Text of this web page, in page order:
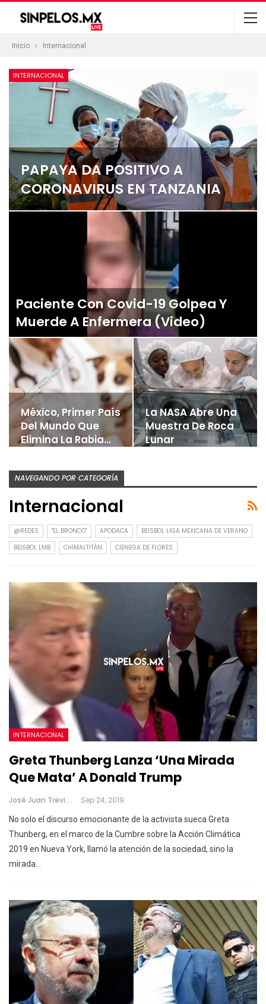
Inicio Internacional
INTERNACIONAL
PAPAYA DA POSITIVO A
CORONAVIRUS EN TANZANIA
Paciente Con Covid-19 Golpea Y
Muerde A Enfermera (video)
México, Primer País
Del Mundo Que
Elimina La Rabia…
La NASA Abre Una
Muestra De Roca
Lunar
NAVEGANDO POR CATEGORÍA
Internacional
@REDES "EL BRONCO" APODACA
BEISBOL LIGA MEXICANA DE VERANO
BEISBOL LMB
CHIMALTITÁN CIENEGA DE FLORES
INTERNACIONAL
Greta Thunberg Lanza ‘una Mirada
Que Mata’ A Donald Trump
José Juan Treviño Sep 24, 2019
No solo el discurso emocionante de la activista sueca Greta
Thunberg, en el marco de la Cumbre sobre la Acción Climática
2019 en Nueva York, llamó la atención de la sociedad, sino la
mirada